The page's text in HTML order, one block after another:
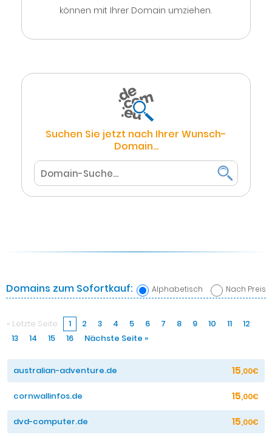
können mit Ihrer Domain umziehen.
Suchen Sie jetzt nach Ihrer Wunsch-
Domain...
Alphabetisch Nach Preis
Domains zum Sofortkauf:
« Letzte Seite 1 2 3 4 5 6 7 8 9 10 11
12
13
14 15 16 Nächste Seite »
australian-adventure.de 15,00€
cornwallinfos.de 15,00€
dvd-computer.de 15,00€